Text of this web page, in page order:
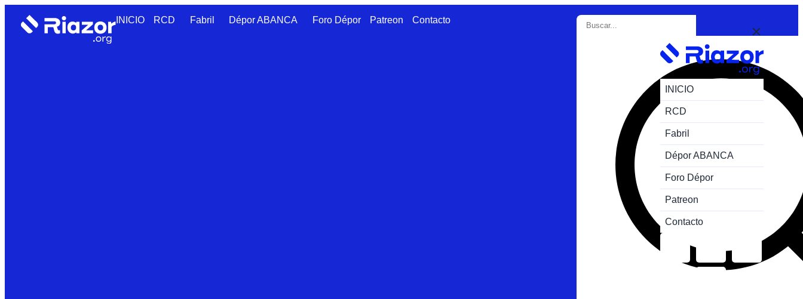
INICIO RCD Fabril Dépor ABANCA Foro Dépor Patreon Contacto
INICIO
RCD
Fabril
Dépor ABANCA
Foro Dépor
Patreon
Contacto